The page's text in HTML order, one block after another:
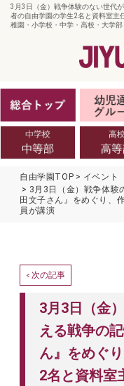
3月3日（金）戦争体験のない世代
者の自由学園の学生2名と資料室主
稚園・小学校・中学・高校・大学
自由学園TOP
イベント
3月3日（金）戦争体験
田文子さん』をめぐり、
員が講演
< 次の記事
3月3日（金
える戦争の
ん』をめぐ
2名と資料室